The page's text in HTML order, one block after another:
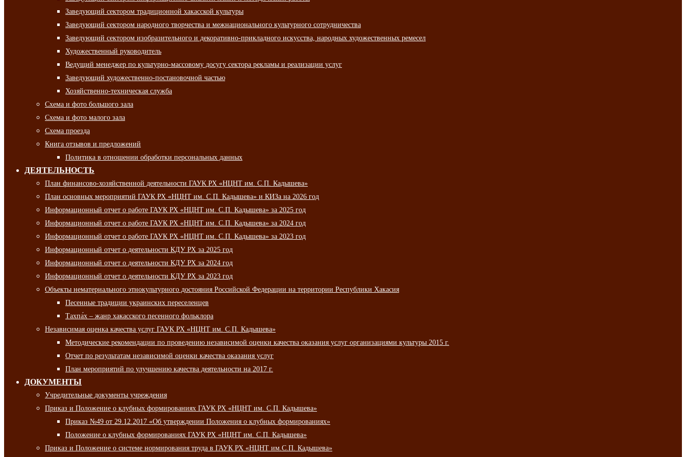
Заведующий сектором традиционной хакасской культуры
Заведующий сектором народного творчества и межнационального культурного сотрудничества
Заведующий сектором изобразительного и декоративно-прикладного искусства, народных художественных ремесел
Художественный руководитель
Ведущий менеджер по культурно-массовому досугу сектора рекламы и реализации услуг
Заведующий художественно-постановочной частью
Хозяйственно-техническая служба
Схема и фото большого зала
Схема и фото малого зала
Схема проезда
Книга отзывов и предложений
Политика в отношении обработки персональных данных
ДЕЯТЕЛЬНОСТЬ
План финансово-хозяйственной деятельности ГАУК РХ «НЦНТ им. С.П. Кадышева»
План основных мероприятий ГАУК РХ «НЦНТ им. С.П. Кадышева» и КИЗа на 2026 год
Информационный отчет о работе ГАУК РХ «НЦНТ им. С.П. Кадышева» за 2025 год
Информационный отчет о работе ГАУК РХ «НЦНТ им. С.П. Кадышева» за 2024 год
Информационный отчет о работе ГАУК РХ «НЦНТ им. С.П. Кадышева» за 2023 год
Информационный отчет о деятельности КДУ РХ за 2025 год
Информационный отчет о деятельности КДУ РХ за 2024 год
Информационный отчет о деятельности КДУ РХ за 2023 год
Объекты нематериального этнокультурного достояния Российской Федерации на территории Республики Хакасия
Песенные традиции украинских переселенцев
Тахпа́х – жанр хакасского песенного фольклора
Независимая оценка качества услуг ГАУК РХ «НЦНТ им. С.П. Кадышева»
Методические рекомендации по проведению независимой оценки качества оказания услуг организациями культуры 2015 г.
Отчет по результатам независимой оценки качества оказания услуг
План мероприятий по улучшению качества деятельности на 2017 г.
ДОКУМЕНТЫ
Учредительные документы учреждения
Приказ и Положение о клубных формированиях ГАУК РХ «НЦНТ им. С.П. Кадышева»
Приказ №49 от 29.12.2017 «Об утверждении Положения о клубных формированиях»
Положение о клубных формированиях ГАУК РХ «НЦНТ им. С.П. Кадышева»
Приказ и Положение о системе нормирования труда в ГАУК РХ «НЦНТ им.С.П. Кадышева»